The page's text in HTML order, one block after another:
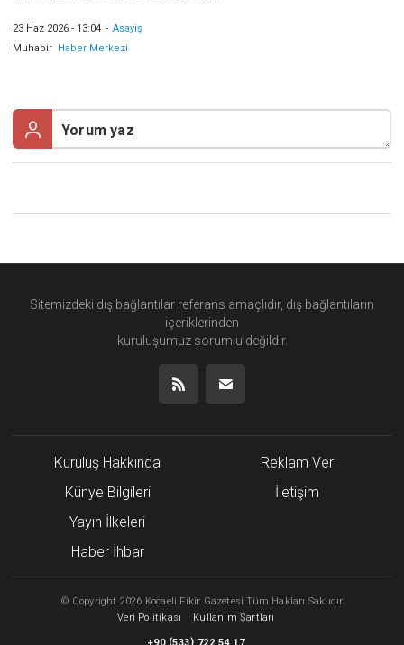
23 Haz 2026 - 13:04 - Asayiş
Muhabir
Haber Merkezi
Sitemizdeki dış bağlantılar referans amaçlıdır, dış bağlantıların
içeriklerinden
kuruluşumuz sorumlu değildir.
Kuruluş Hakkında
Künye Bilgileri
Yayın İlkeleri
Haber İhbar
Reklam Ver
İletişim
© Copyright 2026 Kocaeli Fikir Gazetesi Tüm Hakları Saklıdır
Veri Politikası
Kullanım Şartları
( )